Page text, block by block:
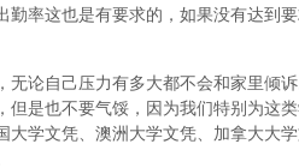
勤率这也是有要求的，如果没有达到
无论自己压力有多大都不会和家里倾
但是也不要气馁，因为我们特别为这
学文凭、澳洲大学文凭、加拿大大